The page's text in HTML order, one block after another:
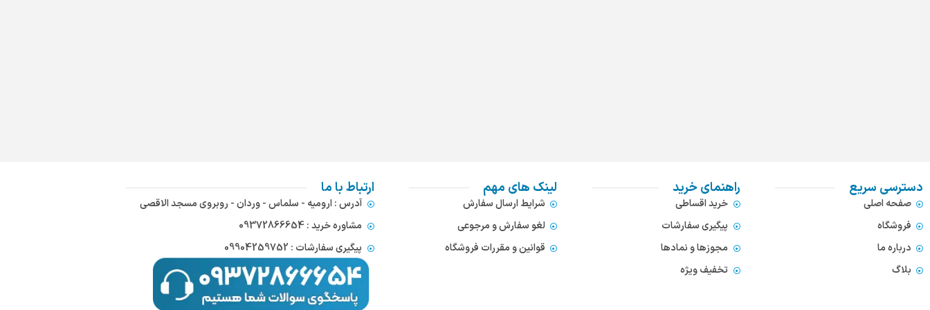
دسترسی سریع
صفحه اصلی
فروشگاه
درباره ما
بلاگ
راهنمای خرید
خرید اقساطی
پیگیری سفارشات
مجوزها و نمادها
تخفیف ویژه
لینک های مهم
شرایط ارسال سفارش
لغو سفارش و مرجوعی
قوانین و مقررات فروشگاه
ارتباط با ما
آدرس : ارومیه - سلماس - وردان - روبروی مسجد الاقصی
مشاوره خرید : 09372866654
پیگیری سفارشات : 09904259752